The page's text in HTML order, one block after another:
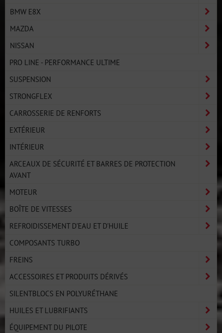
BMW E8X
MAZDA
NISSAN
PRO LINE - PERFORMANCE ULTIME
SUSPENSION
STRONGFLEX
CARROSSERIE DE RENFORTS
EXTÉRIEUR
INTÉRIEUR
ARCEAUX DE SÉCURITÉ ET BARRES DE PROTECTION
AVANT
MOTEUR
BOÎTE DE VITESSES
REFROIDISSEMENT D'EAU ET D'HUILE
COMPOSANTS TURBO
FREINS
ACCESSOIRES ET PRODUITS DÉRIVÉS
SILENTBLOCS EN POLYURÉTHANE
HUILES ET LUBRIFIANTS
ÉQUIPEMENT DU PILOTE